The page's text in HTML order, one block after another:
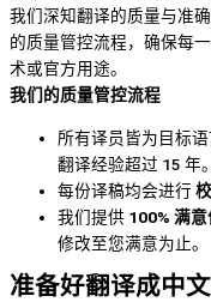
我们深知翻译的质量与准
的质量管控流程，确保每
术或官方用途。
我们的质量管控流程
所有译员皆为目标语
翻译经验超过 15 年。
每份译稿均会进行
我们提供 100% 满
修改至您满意为止。
准备好翻译成中文